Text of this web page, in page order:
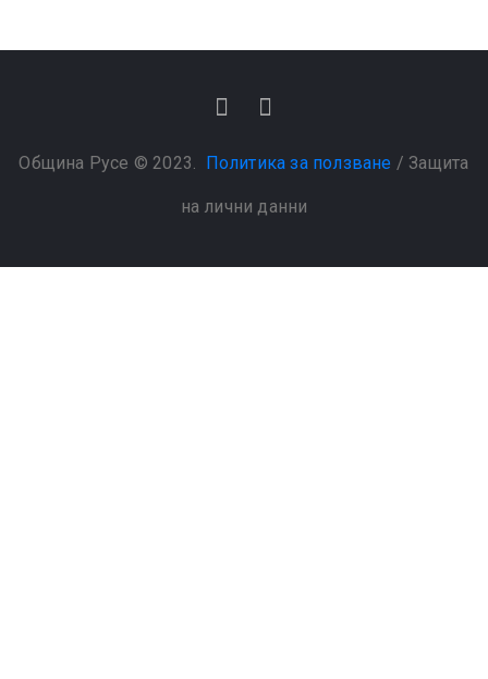
Община Русе © 2023. Политика за ползване / Защита
на лични данни